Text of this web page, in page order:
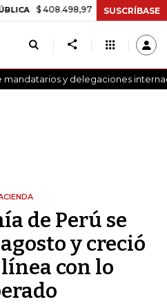
408.498,97 +$ 8.753,81 +2,19%
SUSCRÍBASE
mandatarios y delegaciones
de Perú se
y creció
con lo